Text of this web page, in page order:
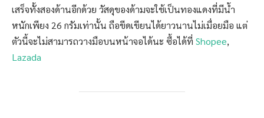
เสร็จทั้งสองด้านอีกด้วย วัสดุของด้ามจะใช้เป็นทองแดงที่มีน้ำ
หนักเพียง 26 กรัมเท่านั้น ถือขีดเขียนได้ยาวนานไม่เมื่อยมือ แต่
ตัวนี้จะไม่สามารถวางมือบนหน้าจอได้นะ ซื้อได้ที่ Shopee,
Lazada